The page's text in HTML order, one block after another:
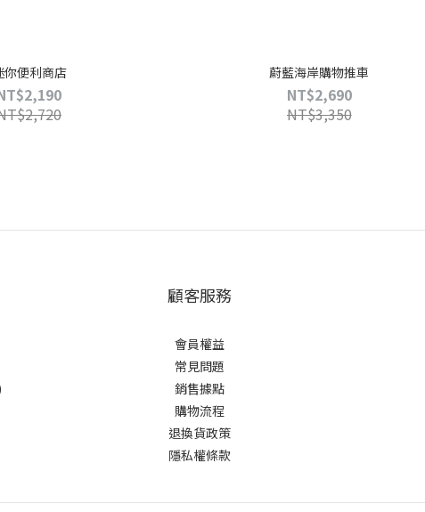
你便利商店 蔚藍海岸購物推車
NT$2,690
NT$3,350
顧客服務
會員權益
常見問題
銷售據點
購物流程
退換貨政策
隱私權條款